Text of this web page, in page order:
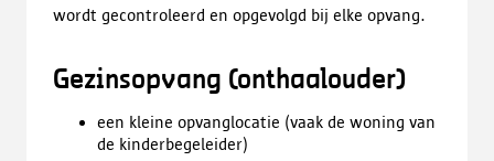
wordt gecontroleerd en opgevolgd bij elke opvang.
Gezinsopvang (onthaalouder)
een kleine opvanglocatie (vaak de woning van
de kinderbegeleider)